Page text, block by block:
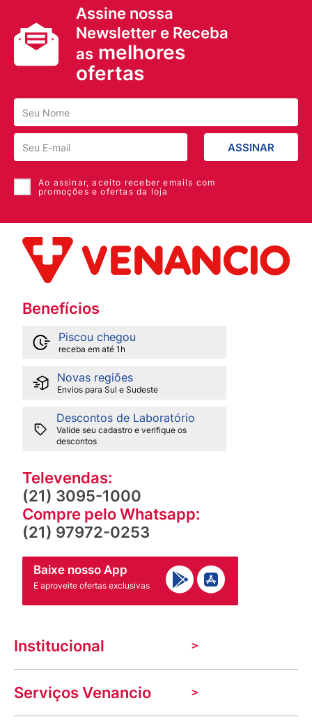
Assine nossa
Newsletter e Receba
as melhores
ofertas
ASSINAR
Ao assinar, aceito receber emails com
promoções e ofertas da loja
Benefícios
Piscou chegou
receba em até 1h
Novas regiões
Envios para Sul e Sudeste
Descontos de Laboratório
Valide seu cadastro e verifique os
descontos
Televendas:
(21) 3095-1000
Compre pelo Whatsapp:
(21) 97972-0253
Baixe nosso App
E aproveite ofertas exclusivas
Institucional
A Venancio
Trabalhe Conosco
Nossas lojas
Serviços Venancio
Troca e devolução